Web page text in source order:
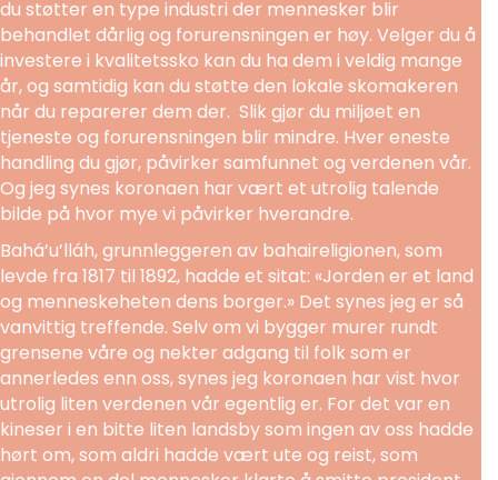
du støtter en type industri der mennesker blir
behandlet dårlig og forurensningen er høy. Velger du å
investere i kvalitetssko kan du ha dem i veldig mange
år, og samtidig kan du støtte den lokale skomakeren
når du reparerer dem der. Slik gjør du miljøet en
tjeneste og forurensningen blir mindre. Hver eneste
handling du gjør, påvirker samfunnet og verdenen vår.
Og jeg synes koronaen har vært et utrolig talende
bilde på hvor mye vi påvirker hverandre.
Bahá’u’lláh, grunnleggeren av bahaireligionen, som
levde fra 1817 til 1892, hadde et sitat: «Jorden er et land
og menneskeheten dens borger.» Det synes jeg er så
vanvittig treffende. Selv om vi bygger murer rundt
grensene våre og nekter adgang til folk som er
annerledes enn oss, synes jeg koronaen har vist hvor
utrolig liten verdenen vår egentlig er. For det var en
kineser i en bitte liten landsby som ingen av oss hadde
hørt om, som aldri hadde vært ute og reist, som